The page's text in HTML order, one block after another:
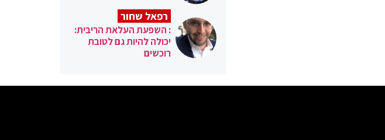
רפאל שחור
: השפעת העלאת הריבית:
יכולה להיות גם לטובת
רוכשים